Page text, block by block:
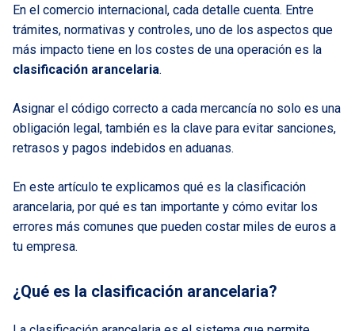
En el comercio internacional, cada detalle cuenta. Entre
trámites, normativas y controles, uno de los aspectos que
más impacto tiene en los costes de una operación es la
clasificación arancelaria.
Asignar el código correcto a cada mercancía no solo es una
obligación legal, también es la clave para evitar sanciones,
retrasos y pagos indebidos en aduanas.
En este artículo te explicamos qué es la clasificación
arancelaria, por qué es tan importante y cómo evitar los
errores más comunes que pueden costar miles de euros a
tu empresa.
¿Qué es la clasificación arancelaria?